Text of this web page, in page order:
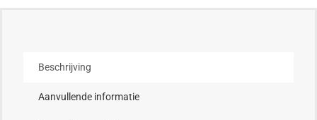
Beschrijving
Aanvullende informatie